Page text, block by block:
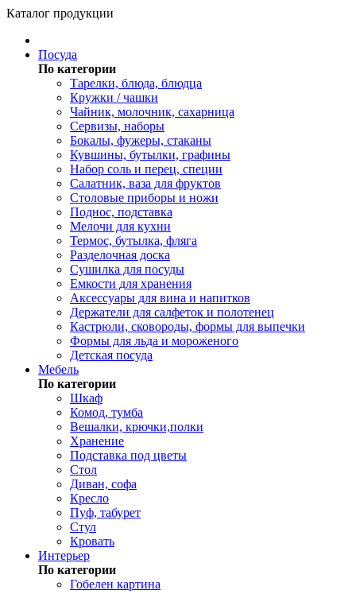
Каталог продукции
Посуда
По категории
Тарелки, блюда, блюдца
Кружки / чашки
Чайник, молочник, сахарница
Сервизы, наборы
Бокалы, фужеры, стаканы
Кувшины, бутылки, графины
Набор соль и перец, специи
Салатник, ваза для фруктов
Столовые приборы и ножи
Поднос, подставка
Мелочи для кухни
Термос, бутылка, фляга
Разделочная доска
Сушилка для посуды
Емкости для хранения
Аксессуары для вина и напитков
Держатели для салфеток и полотенец
Кастрюли, сковороды, формы для выпечки
Формы для льда и мороженого
Детская посуда
Мебель
По категории
Шкаф
Комод, тумба
Вешалки, крючки,полки
Хранение
Подставка под цветы
Стол
Диван, софа
Кресло
Пуф, табурет
Стул
Кровать
Интерьер
По категории
Гобелен картина